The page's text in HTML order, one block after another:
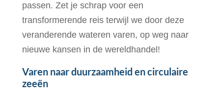
passen. Zet je schrap voor een
transformerende reis terwijl we door deze
veranderende wateren varen, op weg naar
nieuwe kansen in de wereldhandel!
Varen naar duurzaamheid en circulaire
zeeën